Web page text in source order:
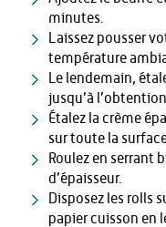
minutes.
Laissez pousser
température
Le lendemain,
jusqu’à
Étalez la crème
sur toute la
Roulez en serrant
d’épaisseur.
Disposez les rolls
papier cuisson en